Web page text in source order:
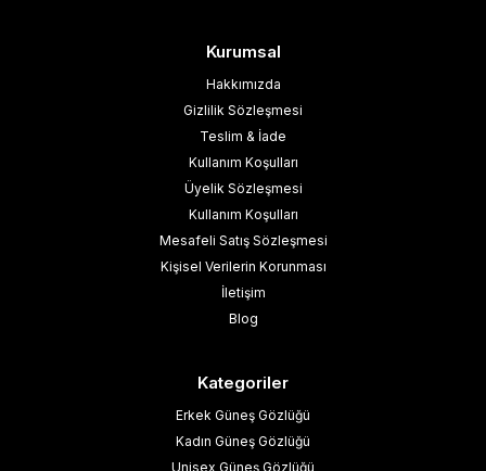
Kurumsal
Hakkımızda
Gizlilik Sözleşmesi
Teslim & İade
Kullanım Koşulları
Üyelik Sözleşmesi
Kullanım Koşulları
Mesafeli Satış Sözleşmesi
Kişisel Verilerin Korunması
İletişim
Blog
Kategoriler
Erkek Güneş Gözlüğü
Kadın Güneş Gözlüğü
Unisex Güneş Gözlüğü